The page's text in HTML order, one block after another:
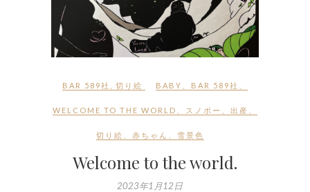
BAR 589社 切り絵 BABY BAR 589社
WELCOME TO THE WORLD スノボー 出産
切り絵 赤ちゃん 雪景色
Welcome to the world.
2023年1月12日